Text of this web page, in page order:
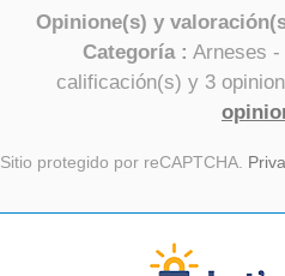
Opinione(s) y
Categoría : Arneses -
calificación(s) y 3
Sitio protegido por reCAPTCHA.